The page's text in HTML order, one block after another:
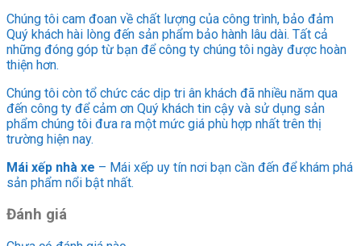
Chúng tôi cam đoan về chất lượng của công trình, bảo đảm
Quý khách hài lòng đến sản phẩm bảo hành lâu dài. Tất cả
những đóng góp từ bạn để công ty chúng tôi ngày được hoàn
thiện hơn.
Chúng tôi còn tổ chức các dịp tri ân khách đã nhiều năm qua
đến công ty để cảm ơn Quý khách tin cậy và sử dụng sản
phẩm chúng tôi đưa ra một mức giá phù hợp nhất trên thị
trường hiện nay.
Mái xếp nhà xe – Mái xếp uy tín nơi bạn cần đến để khám phá
sản phẩm nổi bật nhất.
Đánh giá